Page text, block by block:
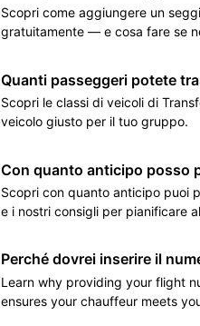
Scopri come aggiungere un
gratuitamente — e cosa fare se
Quanti passeggeri potete
Scopri le classi di veicoli di
veicolo giusto per il tuo gruppo.
Con quanto anticipo posso
Scopri con quanto anticipo puoi
e i nostri consigli per pianificare
Perché dovrei inserire il
Learn why providing your flight
ensures your chauffeur meets